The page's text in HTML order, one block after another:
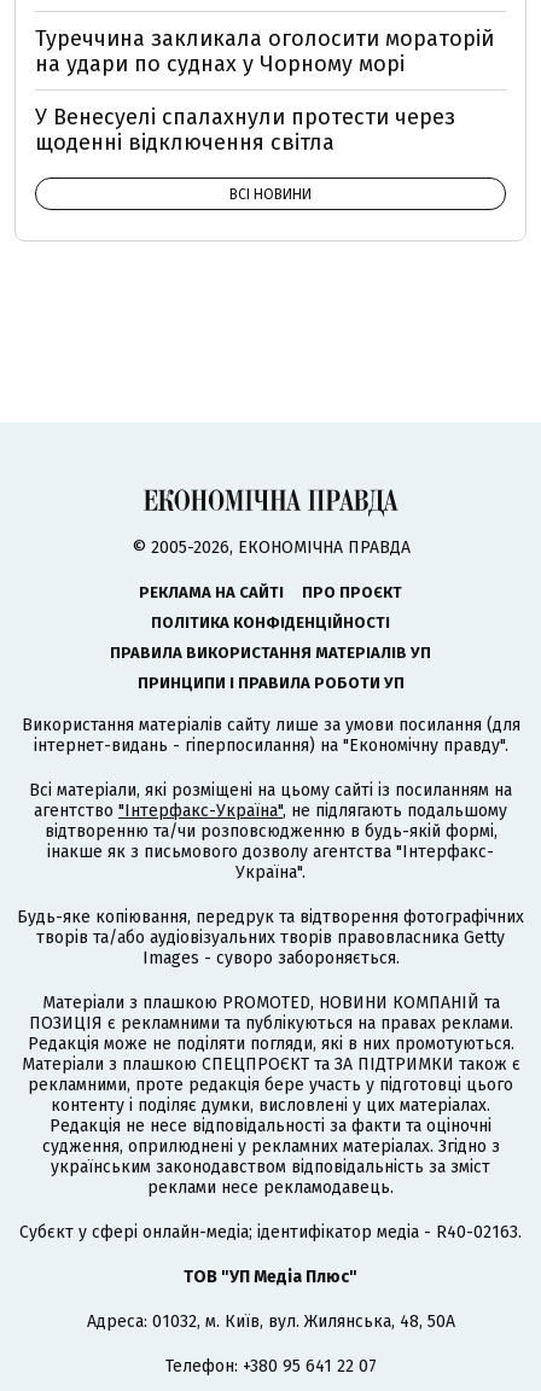
Туреччина закликала оголосити мораторій
на удари по суднах у Чорному морі
У Венесуелі спалахнули протести через
щоденні відключення світла
ВСІ НОВИНИ
© 2005-2026, ЕКОНОМІЧНА ПРАВДА
РЕКЛАМА НА САЙТІ
ПРО ПРОЄКТ
ПОЛІТИКА КОНФІДЕНЦІЙНОСТІ
ПРАВИЛА ВИКОРИСТАННЯ МАТЕРІАЛІВ УП
ПРИНЦИПИ І ПРАВИЛА РОБОТИ УП
Використання матеріалів сайту лише за умови посилання (для
інтернет-видань - гіперпосилання) на "Економічну правду".
Всі матеріали, які розміщені на цьому сайті із посиланням на
агентство "Інтерфакс-Україна", не підлягають подальшому
відтворенню та/чи розповсюдженню в будь-якій формі,
інакше як з письмового дозволу агентства "Інтерфакс-
Україна".
Будь-яке копіювання, передрук та відтворення фотографічних
творів та/або аудіовізуальних творів правовласника Getty
Images - суворо забороняється.
Матеріали з плашкою PROMOTED, НОВИНИ КОМПАНІЙ та
ПОЗИЦІЯ є рекламними та публікуються на правах реклами.
Редакція може не поділяти погляди, які в них промотуються.
Матеріали з плашкою СПЕЦПРОЄКТ та ЗА ПІДТРИМКИ також є
рекламними, проте редакція бере участь у підготовці цього
контенту і поділяє думки, висловлені у цих матеріалах.
Редакція не несе відповідальності за факти та оціночні
судження, оприлюднені у рекламних матеріалах. Згідно з
українським законодавством відповідальність за зміст
реклами несе рекламодавець.
Cубєкт у сфері онлайн-медіа; ідентифікатор медіа - R40-02163.
ТОВ "УП Медіа Плюс"
Адреса: 01032, м. Київ, вул. Жилянська, 48, 50А
Телефон: +380 95 641 22 07